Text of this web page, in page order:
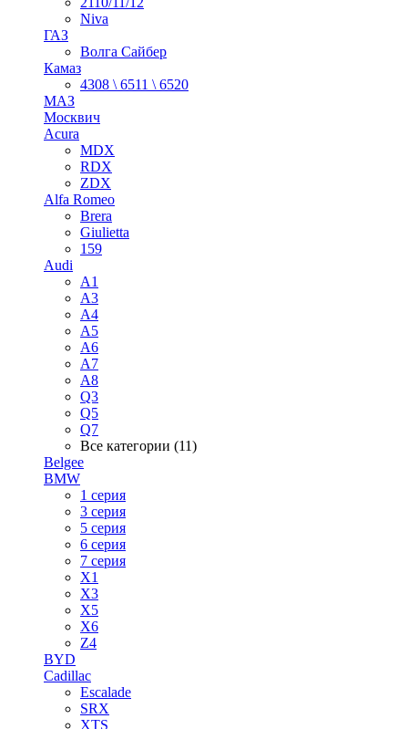
Niva
ГАЗ
Волга Сайбер
Камаз
4308 \ 6511 \ 6520
МАЗ
Москвич
Acura
MDX
RDX
ZDX
Alfa Romeo
Brera
Giulietta
159
Audi
A1
A3
A4
A5
A6
A7
A8
Q3
Q5
Q7
Все категории (11)
Belgee
BMW
1 серия
3 серия
5 серия
6 серия
7 серия
X1
X3
X5
X6
Z4
BYD
Cadillac
Escalade
SRX
XTS